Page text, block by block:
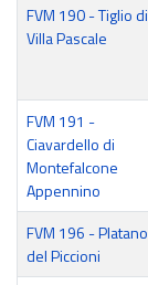
FVM 190 - Tiglio di
Villa Pascale
FVM 191 -
Ciavardello di
Montefalcone
Appennino
FVM 196 - Platano
del Piccioni